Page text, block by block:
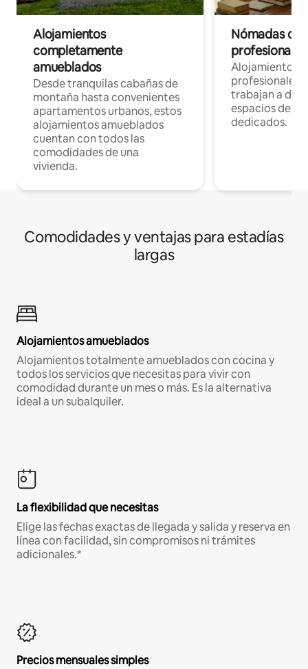
Alojamientos
completamente
amueblados
Desde tranquilas cabañas de
montaña hasta convenientes
apartamentos urbanos, estos
alojamientos amueblados
cuentan con todos las
comodidades de una
vivienda.
Nómadas
Alojamientos
profesionales
trabajan a
espacios de
dedicados.
Comodidades y ventajas para estadías
largas
Alojamientos amueblados
Alojamientos totalmente amueblados con cocina y
todos los servicios que necesitas para vivir con
comodidad durante un mes o más. Es la alternativa
ideal a un subalquiler.
La flexibilidad que necesitas
Elige las fechas exactas de llegada y salida y reserva en
línea con facilidad, sin compromisos ni trámites
adicionales.*
Precios mensuales simples